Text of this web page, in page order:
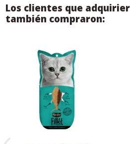
Los clientes que
también compraron: